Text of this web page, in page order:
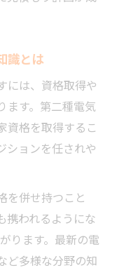
識とは
には、資格取得や
ます。第二種電気
資格を取得するこ
ションを任されや
を併せ持つこと
携われるようにな
ります。最新の電
ど多様な分野の知